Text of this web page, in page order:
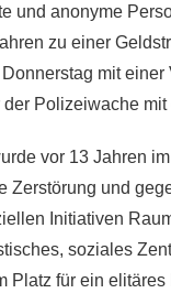
und anonyme
zu einer
mit
Polizeiwache
vor 13 Jahren
Zerstörung und
Initiativen
soziales
Platz für ein